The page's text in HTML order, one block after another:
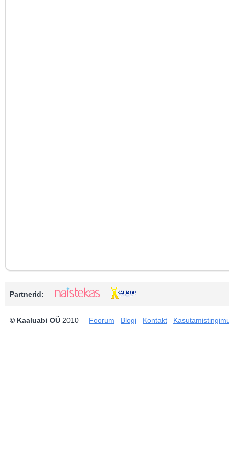
Partnerid:
© Kaaluabi OÜ 2010 Foorum Blogi Kontakt